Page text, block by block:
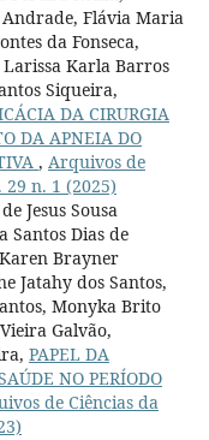
Andrade, Flávia Maria
da Fonseca,
Karla Barros
Siqueira,
DA CIRURGIA
DA APNEIA DO
, Arquivos de
29 n. 1 (2025)
Jesus Sousa
Santos Dias de
Brayner
Jatahy dos Santos,
Monyka Brito
Galvão,
PAPEL DA
NO PERÍODO
de Ciências da